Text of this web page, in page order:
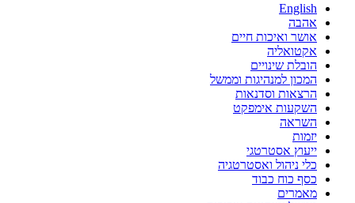
English
אהבה
אושר ואיכות חיים
אקטואליה
הובלת שינויים
המכון למנהיגות וממשל
הרצאות וסדנאות
השקעות אימפקט
השראה
יזמות
ייעוץ אסטרטגי
כלי ניהול ואסטרטגיה
כסף כוח כבוד
מאמרים